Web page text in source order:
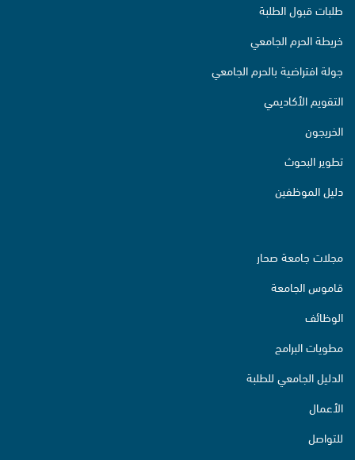
طلبات قبول الطلبة
خريطة الحرم الجامعي
جولة افتراضية بالحرم الجامعي
التقويم الأكاديمي
الخريجون
تطوير البحوث
دليل الموظفين
مجلات جامعة صحار
قاموس الجامعة
الوظائف
مطويات البرامج
الدليل الجامعي للطلبة
الأعمال
للتواصل